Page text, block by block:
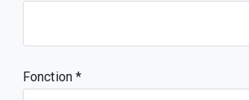
Fonction